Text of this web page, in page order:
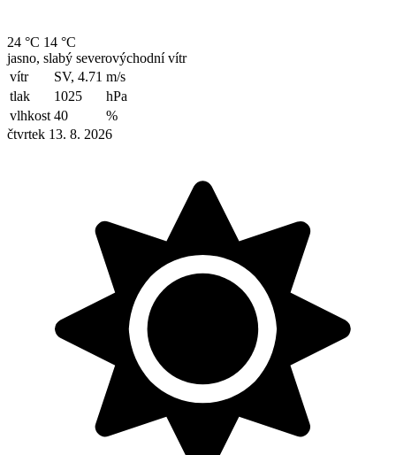
24 °C 14 °C
jasno, slabý severovýchodní vítr
vítr
SV, 4.71 m/s
tlak
1025
hPa
vlhkost 40
%
čtvrtek 13. 8. 2026